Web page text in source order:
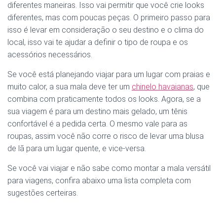
diferentes maneiras. Isso vai permitir que você crie looks
diferentes, mas com poucas peças. O primeiro passo para
isso é levar em consideração o seu destino e o clima do
local, isso vai te ajudar a definir o tipo de roupa e os
acessórios necessários.
Se você está planejando viajar para um lugar com praias e
muito calor, a sua mala deve ter um chinelo havaianas, que
combina com praticamente todos os looks. Agora, se a
sua viagem é para um destino mais gelado, um tênis
confortável é a pedida certa. O mesmo vale para as
roupas, assim você não corre o risco de levar uma blusa
de lã para um lugar quente, e vice-versa.
Se você vai viajar e não sabe como montar a mala versátil
para viagens, confira abaixo uma lista completa com
sugestões certeiras.